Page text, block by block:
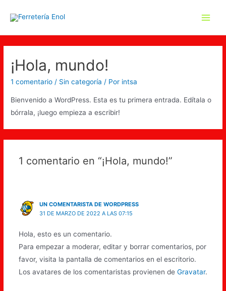
¡Hola, mundo!
1 comentario / Sin categoría / Por intsa
Bienvenido a WordPress. Esta es tu primera entrada. Edítala o
bórrala, ¡luego empieza a escribir!
1 comentario en “¡Hola, mundo!”
UN COMENTARISTA DE WORDPRESS
31 DE MARZO DE 2022 A LAS 07:15
Hola, esto es un comentario.
Para empezar a moderar, editar y borrar comentarios, por
favor, visita la pantalla de comentarios en el escritorio.
Los avatares de los comentaristas provienen de Gravatar.